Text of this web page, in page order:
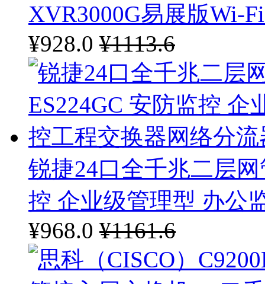
XVR3000G易展版Wi-
¥928.0 ¥1113.6
锐捷24口全千兆二层
控 企业级管理型 办公
¥968.0 ¥1161.6